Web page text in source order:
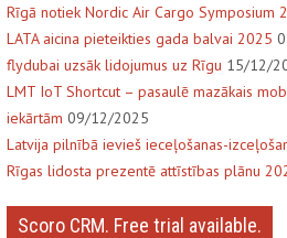
Rīgā notiek Nordic Air Cargo Symposium
LATA aicina pieteikties gada balvai 2025
flydubai uzsāk lidojumus uz Rīgu 15/12/
LMT IoT Shortcut – pasaulē mazākais
iekārtām 09/12/2025
Latvija pilnībā ievieš ieceļošanas-
Rīgas lidosta prezentē attīstības plānu
Scoro CRM. Free trial available.